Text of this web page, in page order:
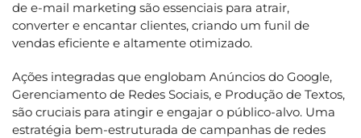
de e-mail marketing são essenciais para atrair,
converter e encantar clientes, criando um funil de
vendas eficiente e altamente otimizado.
Ações integradas que englobam Anúncios do Google,
Gerenciamento de Redes Sociais, e Produção de Textos,
são cruciais para atingir e engajar o público-alvo. Uma
estratégia bem-estruturada de campanhas de redes